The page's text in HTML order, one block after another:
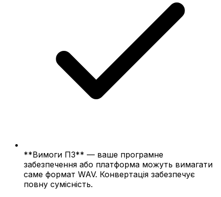
**Вимоги ПЗ** — ваше програмне
забезпечення або платформа можуть вимагати
саме формат WAV. Конвертація забезпечує
повну сумісність.